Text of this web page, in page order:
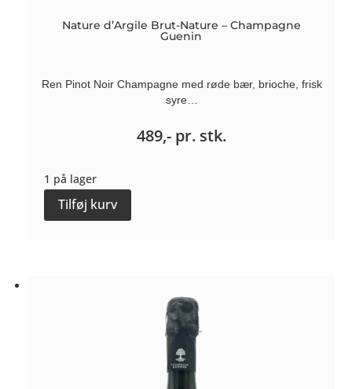
Nature d’Argile Brut-Nature – Champagne
Guenin
Ren Pinot Noir Champagne med røde bær, brioche, frisk
syre…
489,- pr. stk.
1 på lager
Nature
d'Argile
Tilføj kurv